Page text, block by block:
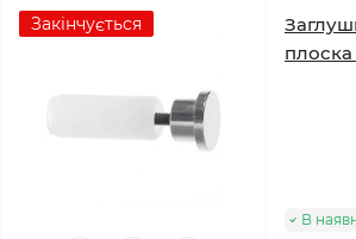
Закінчується
В